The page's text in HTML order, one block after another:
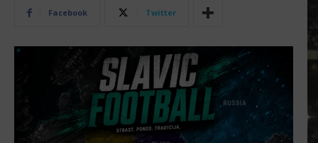
Facebook Twitter